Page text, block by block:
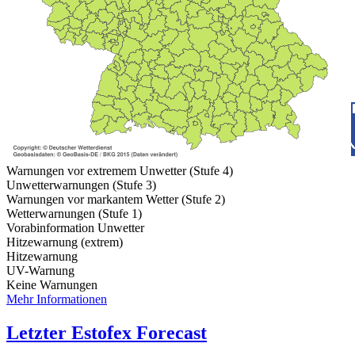
Warnungen vor extremem Unwetter (Stufe 4)
Unwetterwarnungen (Stufe 3)
Warnungen vor markantem Wetter (Stufe 2)
Wetterwarnungen (Stufe 1)
Vorabinformation Unwetter
Hitzewarnung (extrem)
Hitzewarnung
UV-Warnung
Keine Warnungen
Mehr Informationen
Letzter Estofex Forecast